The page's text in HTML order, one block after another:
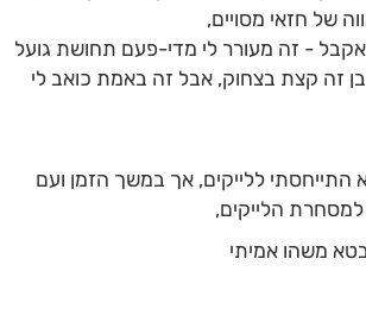
של חזאי מסויים,
שאקבל - זה מעורר לי מדי-פעם תחושת גועל
זה קצת בצחוק, אבל זה באמת כואב לי
ללייקים, אך במשך הזמן ועם
למסחרת הלייקים,
משהו אמיתי